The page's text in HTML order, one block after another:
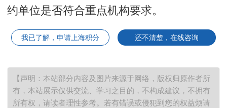
约单位是否符合重点机构要求。
我已了解，申请上海积分 还不清楚，在线咨询
【声明：本站部分内容及图片来源于网络，版权归原作者所
有，本站展示仅供交流、学习之目的，不构成建议，不拥有
所有权，请读者理性参考。若有错误或侵犯到您的权益烦请